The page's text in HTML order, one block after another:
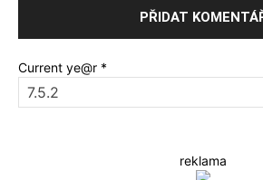
Current ye@r *
reklama